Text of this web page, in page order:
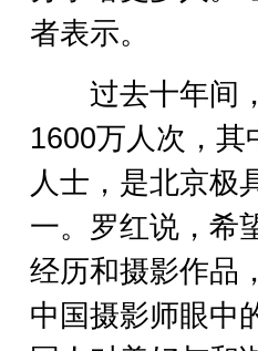
者表示。
过去十年间，
1600万人次，
人士，是北京极
一。罗红说，希
经历和摄影作品
中国摄影师眼中